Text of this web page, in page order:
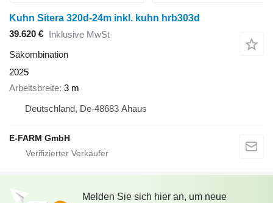
Kuhn Sitera 320d-24m inkl. kuhn hrb303d
39.620 € Inklusive MwSt
Säkombination
2025
Arbeitsbreite 3 m
Deutschland, De-48683 Ahaus
E-FARM GmbH
Melden Sie sich hier an, um neue